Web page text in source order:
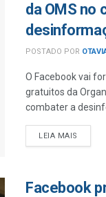
da OMS no
POSTADO POR
O Facebook vai
gratuitos da
combater a
LEIA MAIS
Facebook